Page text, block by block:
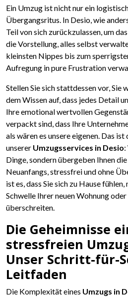
Ein Umzug ist nicht nur ein
Übergangsritus. In Desio, wie
Teil von sich zurückzulassen, um
die Vorstellung, alles selbst
kleinsten Nippes bis zum
Aufregung in pure Frustration
Stellen Sie sich stattdessen vor, Sie
dem Wissen auf, dass jedes Detail
Ihre emotional wertvollen
verpackt sind, dass Ihre
als wären es unsere eigenen. Das
unserer Umzugsservices in Desio
Dinge, sondern übergeben Ihnen
Neuanfangs, stressfrei und ohne
ist es, dass Sie sich zu Hause
Schwelle Ihrer neuen Wohnung
überschreiten.
Die Geheimnisse
stressfreien
Unser Schritt-für-
Leitfaden
Die Komplexität eines Umzugs in